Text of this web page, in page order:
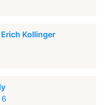
Kollinger